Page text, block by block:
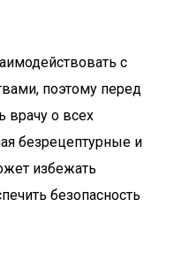
с
поэтому перед
врачу о всех
безрецептурные и
избежать
безопасность